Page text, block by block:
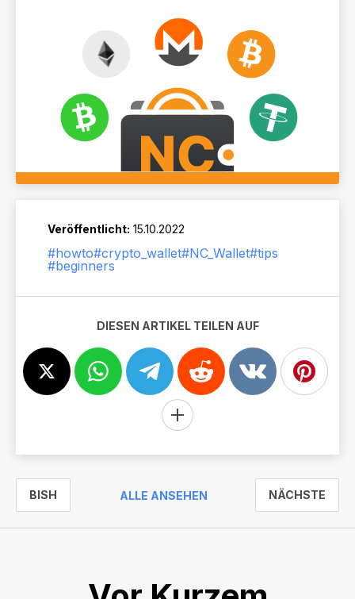
Veröffentlicht: 15.10.2022
#howto#crypto_wallet#NC_Wallet#tips
#beginners
DIESEN ARTIKEL TEILEN AUF
BISH ALLE ANSEHEN NÄCHSTE